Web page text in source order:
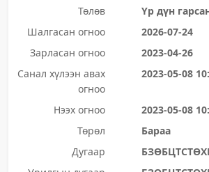
Төлөв
Үр дүн
Шалгасан огноо
2026-07-24
Зарласан огноо
2023-04-26
Санал хүлээн авах
огноо
2023-05-08
Нээх огноо
2023-05-08
Төрөл
Бараа
Дугаар